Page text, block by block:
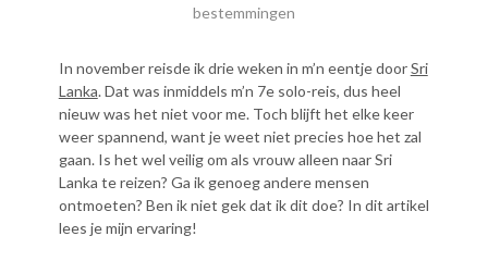
bestemmingen
In november reisde ik drie weken in m’n eentje doorSri
Lanka. Dat was inmiddels m’n 7e solo-reis, dus heel
nieuw was het niet voor me. Toch blijft het elke keer
weer spannend, want je weet niet precies hoe het zal
gaan. Is het wel veilig om als vrouw alleen naar Sri
Lanka te reizen? Ga ik genoeg andere mensen
ontmoeten? Ben ik niet gek dat ik dit doe? In dit artikel
lees je mijn ervaring!